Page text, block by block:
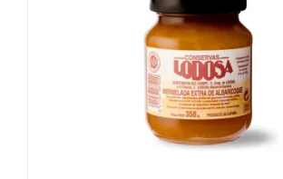
DETALLES